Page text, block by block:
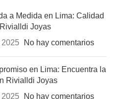
a Medida en Lima: Calidad
Joyas
2025
No hay comentarios
en Lima: Encuentra la
Rivialldi Joyas
2025
No hay comentarios